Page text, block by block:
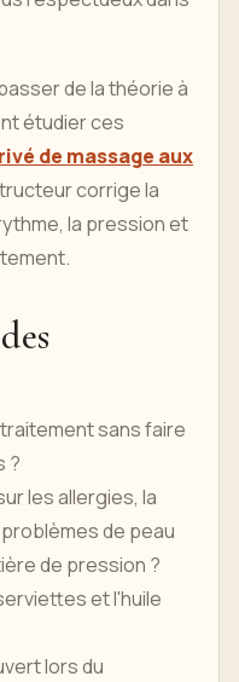
de la théorie à
étudier ces
de massage aux
corrige la
la pression et
sans faire
?
les allergies, la
de peau
de pression ?
et l'huile
lors du